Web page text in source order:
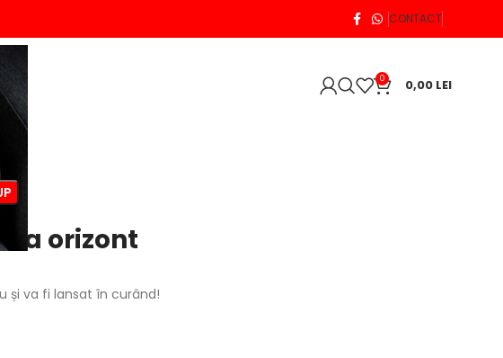
CONTACT
0 0,00 LEI
la orizont
și va fi lansat în curând!